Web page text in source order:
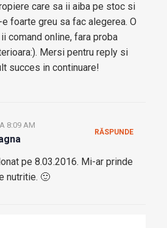
care sa ii aiba pe stoc si
foarte greu sa fac alegerea. O
comand online, fara proba
Mersi pentru reply si
succes in continuare!
8:09 AM
pe 8.03.2016. Mi-ar prinde
nutritie. 🙂
RĂSPUNDE